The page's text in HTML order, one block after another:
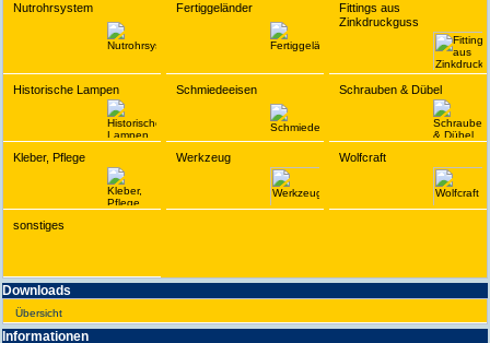
Nutrohrsystem Fertiggeländer
Fittings aus
Zinkdruckguss
Historische Lampen Schmiedeeisen Schrauben & Dübel
Kleber, Pflege Werkzeug Wolfcraft
sonstiges
Downloads
Übersicht
Infor­ma­tionen